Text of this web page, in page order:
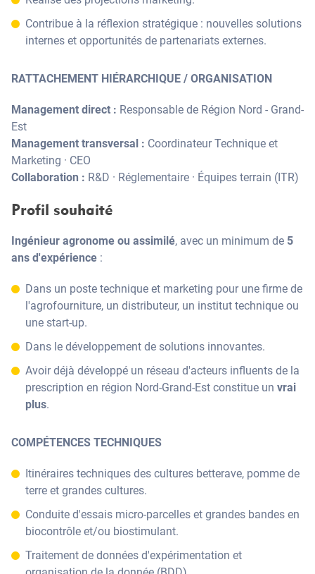
Contribue à la réflexion stratégique : nouvelles solutions
internes et opportunités de partenariats externes.
RATTACHEMENT HIÉRARCHIQUE / ORGANISATION
Management direct : Responsable de Région Nord - Grand-
Est
Management transversal : Coordinateur Technique et
Marketing · CEO
Collaboration : R&D · Réglementaire · Équipes terrain (ITR)
Profil souhaité
Ingénieur agronome ou assimilé, avec un minimum de 5
ans d'expérience :
Dans un poste technique et marketing pour une firme de
l'agrofourniture, un distributeur, un institut technique ou
une start-up.
Dans le développement de solutions innovantes.
Avoir déjà développé un réseau d'acteurs influents de la
prescription en région Nord-Grand-Est constitue un vrai
plus.
COMPÉTENCES TECHNIQUES
Itinéraires techniques des cultures betterave, pomme de
terre et grandes cultures.
Conduite d'essais micro-parcelles et grandes bandes en
biocontrôle et/ou biostimulant.
Traitement de données d'expérimentation et